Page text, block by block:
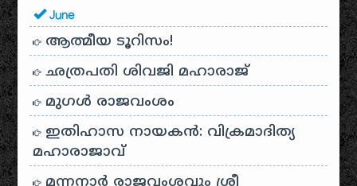
June
ആത്മീയ ടൂറിസം!
ഛത്രപതി ശിവജി മഹാരാജ്
മുഗൾ രാജവംശം
ഇതിഹാസ നായകൻ: വിക്രമാദിത്യ
മഹാരാജാവ്